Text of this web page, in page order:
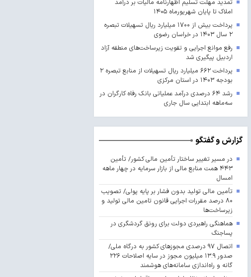
تمدید مهلت تسلیم اظهارنامه مالیات بر درآمد
املاک تا پایان شهریورماه ۱۴۰۵
پرداخت بیش از ۱۷۰۰ میلیارد ریال تسهیلات تبصره
۲ سال ۱۴۰۳ در خراسان رضوی
رفع موانع اجرایی و تقویت زیرساخت‌های منطقه آزاد
اردبیل پیگیری شد
پرداخت ۶۶۲ میلیارد ریال تسهیلات از منابع تبصره ۲
بودجه ۱۴۰۳ در استان مرکزی
رشد ۶۴ درصدی درآمد عملیاتی بانک رفاه کارگران در
سه‌ماهه ابتدایی سال جاری
گزارش و گفتگو
در مسیر تغییر ساختار تأمین مالی کشور/ تأمین
۴۴۳ همت منابع مالی از بازار سرمایه در چهار ماهه
امسال
تأمین مالی تولید بدون فشار بر پایه پولی/ تصویب
۸۰ درصد مقررات اجرایی قانون تامین مالی تولید و
زیرساخت‌ها
هماهنگی راهبردی دولت برای رونق گردشگری در
پساجنگ
اتصال ۹۷ درصدی مجوزهای کشور به درگاه ملی/
صدور ۱۳.۹ میلیون مجوز در سایه اصلاحات ۲۲۶
گانه و راه‌اندازی سامانه‌های هوشمند